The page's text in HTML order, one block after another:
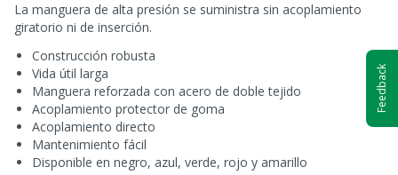
La manguera de alta presión se suministra sin acoplamiento
giratorio ni de inserción.
Construcción robusta
Vida útil larga
Manguera reforzada con acero de doble tejido
Acoplamiento protector de goma
Acoplamiento directo
Mantenimiento fácil
Disponible en negro, azul, verde, rojo y amarillo
Feedback